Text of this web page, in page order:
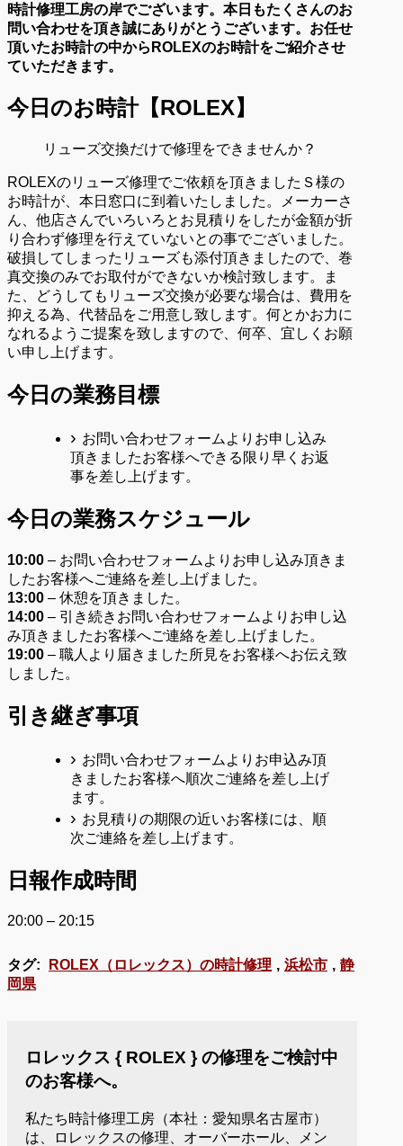
時計修理工房の岸でございます。本日もたくさんのお
問い合わせを頂き誠にありがとうございます。お任せ
頂いたお時計の中からROLEXのお時計をご紹介させ
ていただきます。
今日のお時計【ROLEX】
リューズ交換だけで修理をできませんか？
ROLEXのリューズ修理でご依頼を頂きましたＳ様の
お時計が、本日窓口に到着いたしました。メーカーさ
ん、他店さんでいろいろとお見積りをしたが金額が折
り合わず修理を行えていないとの事でございました。
破損してしまったリューズも添付頂きましたので、巻
真交換のみでお取付ができないか検討致します。ま
た、どうしてもリューズ交換が必要な場合は、費用を
抑える為、代替品をご用意し致します。何とかお力に
なれるようご提案を致しますので、何卒、宜しくお願
い申し上げます。
今日の業務目標
お問い合わせフォームよりお申し込み
頂きましたお客様へできる限り早くお返
事を差し上げます。
今日の業務スケジュール
10:00 – お問い合わせフォームよりお申し込み頂きま
したお客様へご連絡を差し上げました。
13:00 – 休憩を頂きました。
14:00 – 引き続きお問い合わせフォームよりお申し込
み頂きましたお客様へご連絡を差し上げました。
19:00 – 職人より届きました所見をお客様へお伝え致
しました。
引き継ぎ事項
お問い合わせフォームよりお申込み頂
きましたお客様へ順次ご連絡を差し上げ
ます。
お見積りの期限の近いお客様には、順
次ご連絡を差し上げます。
日報作成時間
20:00 – 20:15
タグ: ROLEX（ロレックス）の時計修理 , 浜松市 , 静
岡県
ロレックス { ROLEX } の修理をご検討中
のお客様へ。
私たち時計修理工房（本社：愛知県名古屋市）
は、ロレックスの修理、オーバーホール、メン